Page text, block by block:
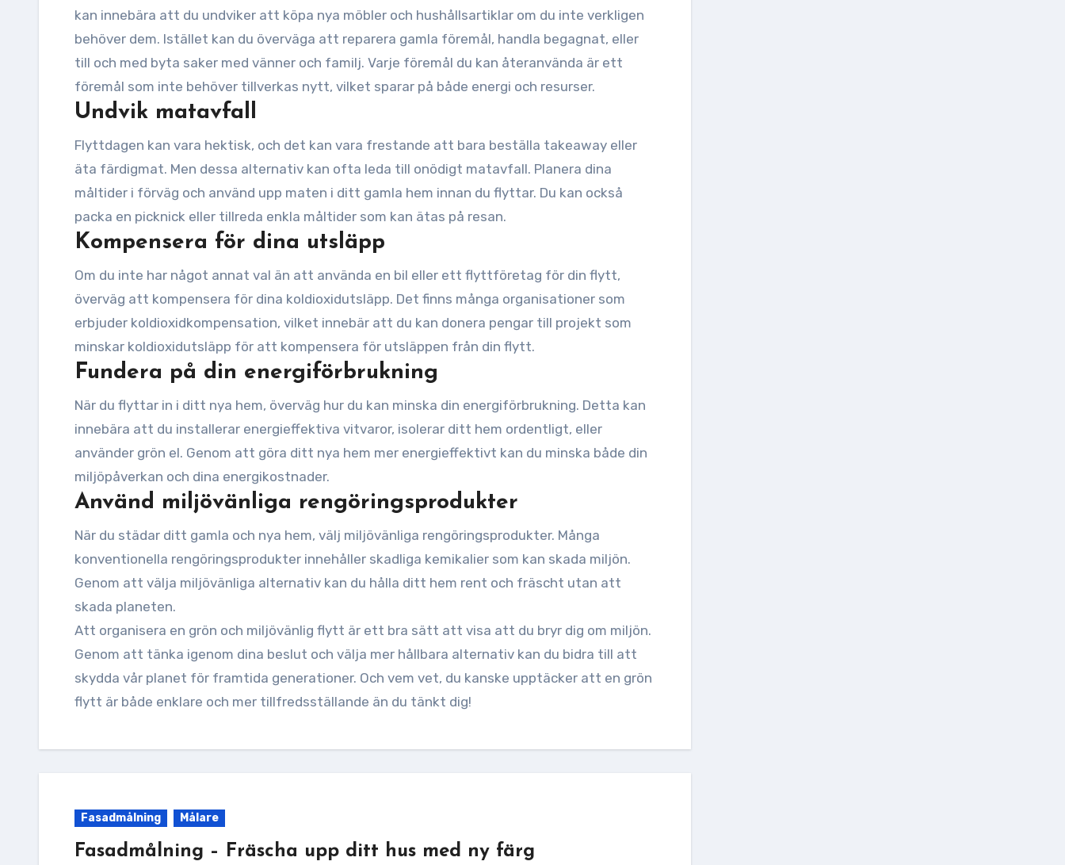
kan innebära att du undviker att köpa nya möbler och hushållsartiklar om du inte verkligen
behöver dem. Istället kan du överväga att reparera gamla föremål, handla begagnat, eller
till och med byta saker med vänner och familj. Varje föremål du kan återanvända är ett
föremål som inte behöver tillverkas nytt, vilket sparar på både energi och resurser.
Undvik matavfall
Flyttdagen kan vara hektisk, och det kan vara frestande att bara beställa takeaway eller
äta färdigmat. Men dessa alternativ kan ofta leda till onödigt matavfall. Planera dina
måltider i förväg och använd upp maten i ditt gamla hem innan du flyttar. Du kan också
packa en picknick eller tillreda enkla måltider som kan ätas på resan.
Kompensera för dina utsläpp
Om du inte har något annat val än att använda en bil eller ett flyttföretag för din flytt,
överväg att kompensera för dina koldioxidutsläpp. Det finns många organisationer som
erbjuder koldioxidkompensation, vilket innebär att du kan donera pengar till projekt som
minskar koldioxidutsläpp för att kompensera för utsläppen från din flytt.
Fundera på din energiförbrukning
När du flyttar in i ditt nya hem, överväg hur du kan minska din energiförbrukning. Detta kan
innebära att du installerar energieffektiva vitvaror, isolerar ditt hem ordentligt, eller
använder grön el. Genom att göra ditt nya hem mer energieffektivt kan du minska både din
miljöpåverkan och dina energikostnader.
Använd miljövänliga rengöringsprodukter
När du städar ditt gamla och nya hem, välj miljövänliga rengöringsprodukter. Många
konventionella rengöringsprodukter innehåller skadliga kemikalier som kan skada miljön.
Genom att välja miljövänliga alternativ kan du hålla ditt hem rent och fräscht utan att
skada planeten.
Att organisera en grön och miljövänlig flytt är ett bra sätt att visa att du bryr dig om miljön.
Genom att tänka igenom dina beslut och välja mer hållbara alternativ kan du bidra till att
skydda vår planet för framtida generationer. Och vem vet, du kanske upptäcker att en grön
flytt är både enklare och mer tillfredsställande än du tänkt dig!
Fasadmålning Målare
Fasadmålning – Fräscha upp ditt hus med ny färg